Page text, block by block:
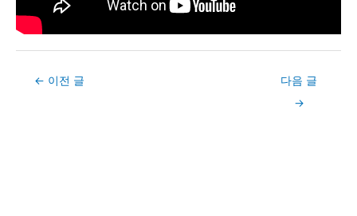
Post← 이전 글
다음 글
→